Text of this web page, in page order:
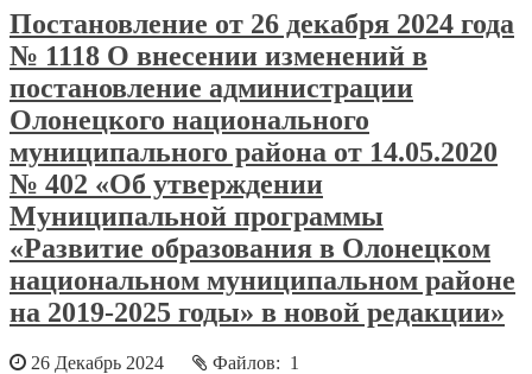
Постановление от 26 декабря 2024 года
№ 1118 О внесении изменений в
постановление администрации
Олонецкого национального
муниципального района от 14.05.2020
№ 402 «Об утверждении
Муниципальной программы
«Развитие образования в Олонецком
национальном муниципальном районе
на 2019-2025 годы» в новой редакции»
26 Декабрь 2024
Файлов: 1